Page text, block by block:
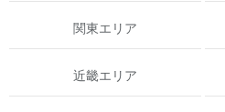
関東エリア
近畿エリア